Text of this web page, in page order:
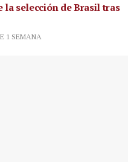
la selección de Brasil tras
1 SEMANA